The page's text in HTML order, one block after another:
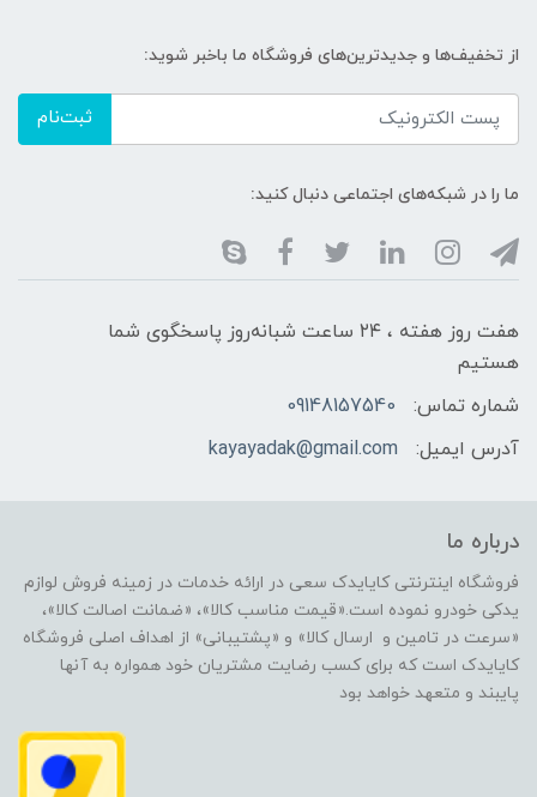
از تخفیف‌ها و جدیدترین‌های فروشگاه ما باخبر شوید:
ثبت‌نام
ما را در شبکه‌های اجتماعی دنبال کنید:
هفت روز هفته ، ۲۴ ساعت شبانه‌روز پاسخگوی شما
هستیم
شماره تماس:
09148157540
آدرس ایمیل:
kayayadak@gmail.com
درباره ما
فروشگاه اینترنتی کایایدک سعی در ارائه خدمات در زمینه فروش لوازم
یدکی خودرو نموده است.«قیمت مناسب کالا»، «ضمانت اصالت کالا»،
«سرعت در تامین و ارسال کالا» و «پشتیبانی» از اهداف اصلی فروشگاه
کایایدک است که برای کسب رضایت مشتریان خود همواره به آنها
پایبند و متعهد خواهد بود